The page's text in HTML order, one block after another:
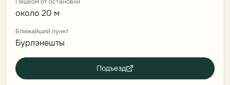
около 20 м
Ближайший пункт
Бурлэнешты
Подъезд